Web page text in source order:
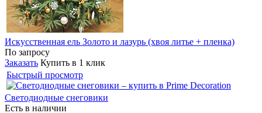
Искусственная ель Золото и лазурь (хвоя литье + пленка)
По запросу
Заказать Купить в 1 клик
Быстрый просмотр
Светодиодные снеговики
Есть в наличии